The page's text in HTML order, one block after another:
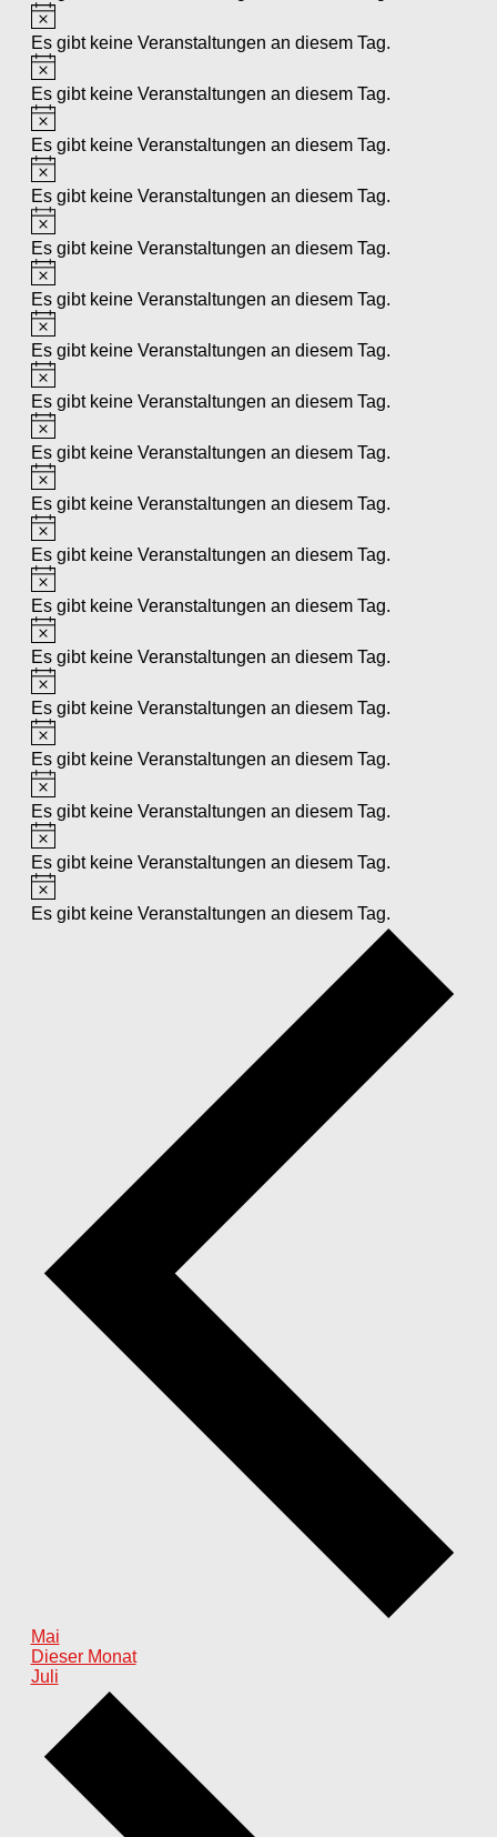
Hinweis
Es gibt keine Veranstaltungen an diesem Tag.
Hinweis
Es gibt keine Veranstaltungen an diesem Tag.
Hinweis
Es gibt keine Veranstaltungen an diesem Tag.
Hinweis
Es gibt keine Veranstaltungen an diesem Tag.
Hinweis
Es gibt keine Veranstaltungen an diesem Tag.
Hinweis
Es gibt keine Veranstaltungen an diesem Tag.
Hinweis
Es gibt keine Veranstaltungen an diesem Tag.
Hinweis
Es gibt keine Veranstaltungen an diesem Tag.
Hinweis
Es gibt keine Veranstaltungen an diesem Tag.
Hinweis
Es gibt keine Veranstaltungen an diesem Tag.
Hinweis
Es gibt keine Veranstaltungen an diesem Tag.
Hinweis
Es gibt keine Veranstaltungen an diesem Tag.
Hinweis
Es gibt keine Veranstaltungen an diesem Tag.
Hinweis
Es gibt keine Veranstaltungen an diesem Tag.
Hinweis
Es gibt keine Veranstaltungen an diesem Tag.
Hinweis
Es gibt keine Veranstaltungen an diesem Tag.
Hinweis
Es gibt keine Veranstaltungen an diesem Tag.
Hinweis
Es gibt keine Veranstaltungen an diesem Tag.
Mai
Dieser Monat
Juli